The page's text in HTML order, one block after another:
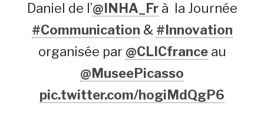
Daniel de l’@INHA_Frà la Journée
#Communication & #Innovation
organisée par @CLICfranceau
@MuseePicasso
pic.twitter.com/hogiMdQgP6